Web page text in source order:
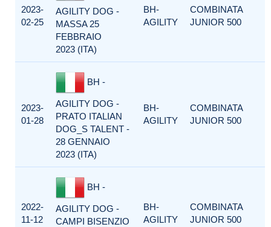
2023-
02-25
AGILITY DOG -
MASSA 25
FEBBRAIO
2023 (ITA)
BH-
AGILITY
COMBINATA
JUNIOR 500
2023-
01-28
BH -
AGILITY DOG -
PRATO ITALIAN
DOG_S TALENT -
28 GENNAIO
2023 (ITA)
BH-
AGILITY
COMBINATA
JUNIOR 500
2022-
11-12
BH -
AGILITY DOG -
CAMPI BISENZIO
BH-
AGILITY
COMBINATA
JUNIOR 500